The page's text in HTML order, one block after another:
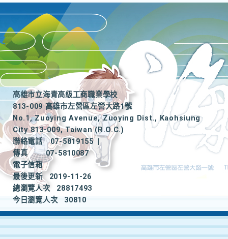
高雄市立海青高級工商職業學校
813-009 高雄市左營區左營大路1號
No.1, Zuoying Avenue, Zuoying Dist., Kaohsiung
City 813-009, Taiwan (R.O.C.)
聯絡電話
07-5819155
|
傳真
07-5810087
電子信箱
最後更新
2019-11-26
總瀏覽人次
28817493
今日瀏覽人次
30810